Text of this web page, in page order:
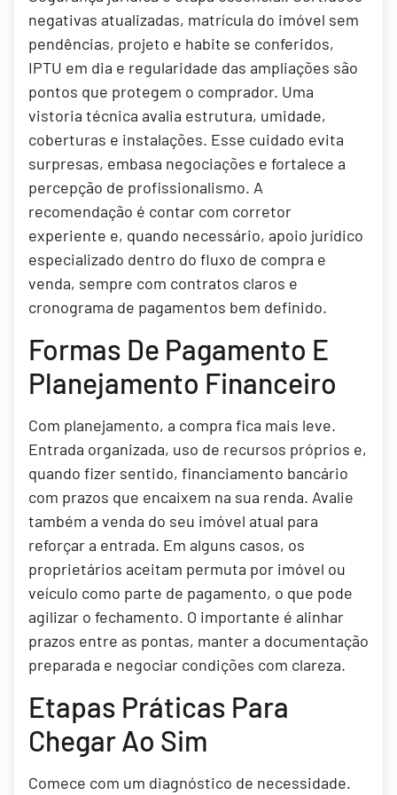
negativas atualizadas, matrícula do imóvel sem
pendências, projeto e habite se conferidos,
IPTU em dia e regularidade das ampliações são
pontos que protegem o comprador. Uma
vistoria técnica avalia estrutura, umidade,
coberturas e instalações. Esse cuidado evita
surpresas, embasa negociações e fortalece a
percepção de profissionalismo. A
recomendação é contar com corretor
experiente e, quando necessário, apoio jurídico
especializado dentro do fluxo de compra e
venda, sempre com contratos claros e
cronograma de pagamentos bem definido.
Formas De Pagamento E
Planejamento Financeiro
Com planejamento, a compra fica mais leve.
Entrada organizada, uso de recursos próprios e,
quando fizer sentido, financiamento bancário
com prazos que encaixem na sua renda. Avalie
também a venda do seu imóvel atual para
reforçar a entrada. Em alguns casos, os
proprietários aceitam permuta por imóvel ou
veículo como parte de pagamento, o que pode
agilizar o fechamento. O importante é alinhar
prazos entre as pontas, manter a documentação
preparada e negociar condições com clareza.
Etapas Práticas Para
Chegar Ao Sim
Comece com um diagnóstico de necessidade.